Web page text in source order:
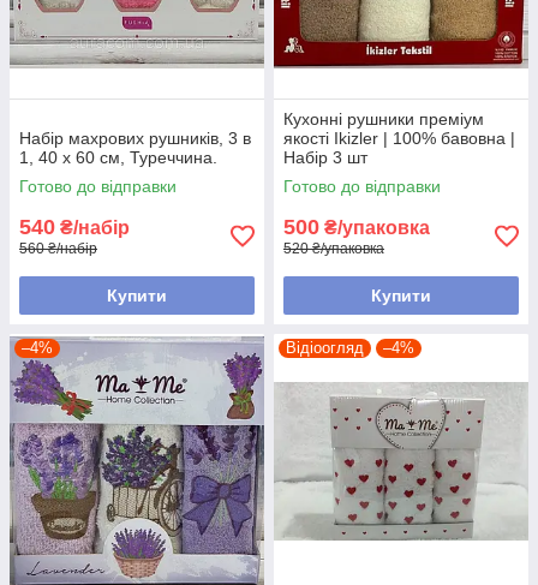
Набір махрових рушників, 3 в
1, 40 х 60 см, Туреччина.
Готово до відправки
540 ₴/набір
560 ₴/набір
Купити
Кухонні рушники преміум
якості Ikizler | 100% бавовна |
Набір 3 шт
Готово до відправки
500 ₴/упаковка
520 ₴/упаковка
Купити
–4% Відіоогляд –4%